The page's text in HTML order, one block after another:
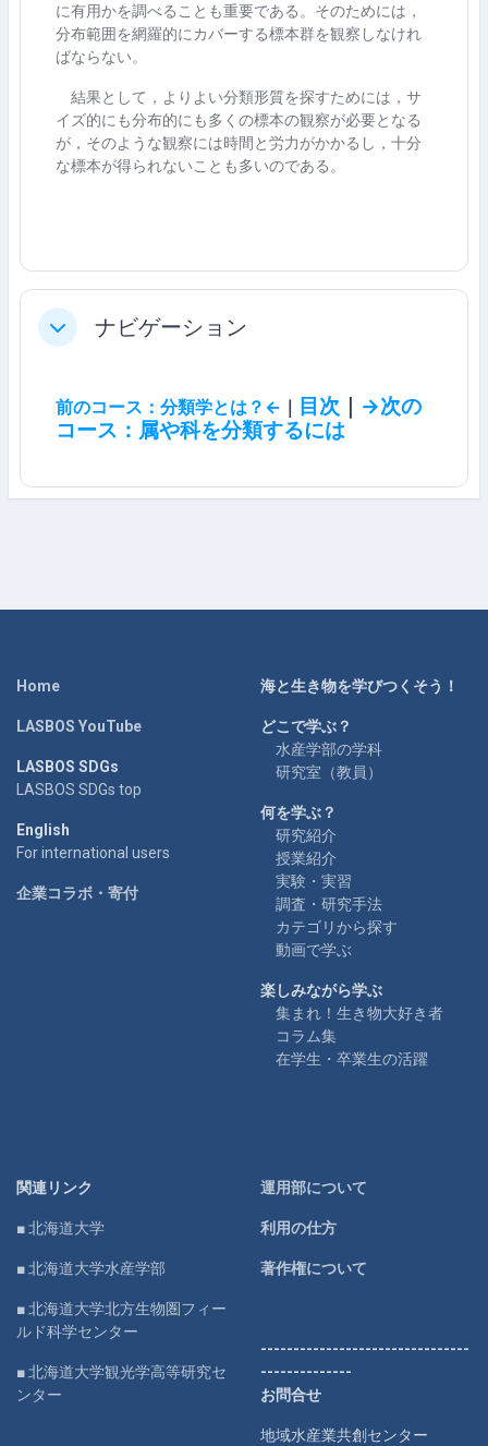
に有用かを調べることも重要である。そのためには，
分布範囲を網羅的にカバーする標本群を観察しなけれ
ばならない。
結果として，よりよい分類形質を探すためには，サ
イズ的にも分布的にも多くの標本の観察が必要となる
が，そのような観察には時間と労力がかかるし，十分
な標本が得られないことも多いのである。
折りたたむナビゲーション
前のコース：分類学とは？← 目次
→次の
コース：属や科を分類するには
Home
LASBOS YouTube
LASBOS SDGs
LASBOS SDGs top
English
For international users
企業コラボ・寄付
海と生き物を学びつくそう！
どこで学ぶ？
水産学部の学科
研究室（教員）
何を学ぶ？
研究紹介
授業紹介
実験・実習
調査・研究手法
カテゴリから探す
動画で学ぶ
楽しみながら学ぶ
集まれ！生き物大好き者
コラム集
在学生・卒業生の活躍
関連リンク
■ 北海道大学
■ 北海道大学水産学部
■ 北海道大学北方生物圏フィー
ルド科学センター
■ 北海道大学観光学高等研究セ
ンター
運用部について
利用の仕方
著作権について
--------------------------------
--------------
お問合せ
地域水産業共創センター